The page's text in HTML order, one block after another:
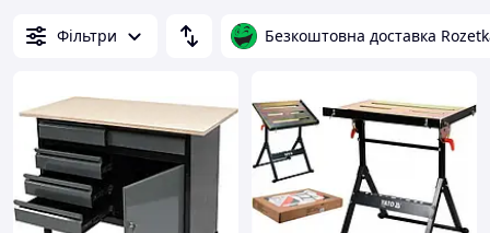
Фільтри Безкоштовна доставка